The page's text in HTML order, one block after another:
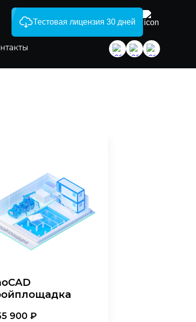
Тестовая лицензия 30 дней
900 ₽